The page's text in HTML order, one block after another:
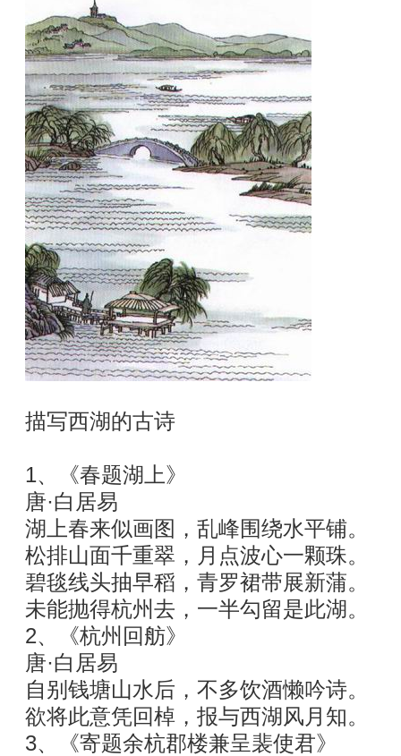
描写西湖的古诗
1、《春题湖上》
唐·白居易
湖上春来似画图，乱峰围绕水平铺。
松排山面千重翠，月点波心一颗珠。
碧毯线头抽早稻，青罗裙带展新蒲。
未能抛得杭州去，一半勾留是此湖。
2、《杭州回舫》
唐·白居易
自别钱塘山水后，不多饮酒懒吟诗。
欲将此意凭回棹，报与西湖风月知。
3、《寄题余杭郡楼兼呈裴使君》